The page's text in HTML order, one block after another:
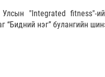
Улсын "Integrated fitness"-
“Бидний нэг” булангийн